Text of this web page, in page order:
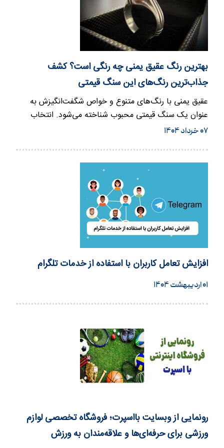
بهترین رنگ عقیق یمنی چه رنگی است؟ کشف
جذاب‌ترین رنگ‌های این سنگ قیمتی
عقیق یمنی با رنگ‌های متنوع و خواص شگفت‌انگیزش به
عنوان یک سنگ قیمتی محبوب شناخته می‌شود. انتخاب
رنگ مناسب از عقیق یمنی…
۰۷ خرداد ۱۴۰۴
افزایش تعامل کاربران با استفاده از خدمات تلگرام
۰۱ اردیبهشت ۱۴۰۴
رونمایی از وبسایت بااسپرت؛ فروشگاه تخصصی لوازم
ورزشی برای حرفه‌ای‌ها و علاقه‌مندان به ورزش